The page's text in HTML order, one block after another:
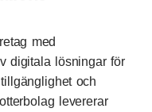
med
digitala lösningar för
och
levererar